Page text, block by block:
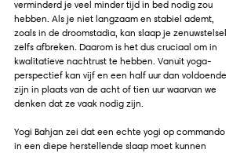
verminderd je veel minder tijd in bed nodig zou
hebben. Als je niet langzaam en stabiel ademt,
zoals in de droomstadia, kan slaap je zenuwstelsel
zelfs afbreken. Daarom is het dus cruciaal om in
kwalitatieve nachtrust te hebben. Vanuit yoga-
perspectief kan vijf en een half uur dan voldoende
zijn in plaats van de acht of tien uur waarvan we
denken dat ze vaak nodig zijn.
Yogi Bahjan zei dat een echte yogi op commando
in een diepe herstellende slaap moet kunnen